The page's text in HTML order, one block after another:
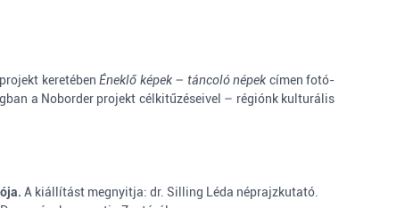
keretébenÉneklő képek – táncoló népek címenfotó-
a Noborder projekt célkitűzéseivel – régiónk kulturális
A kiállítást megnyitja: dr. Silling Léda néprajzkutató.